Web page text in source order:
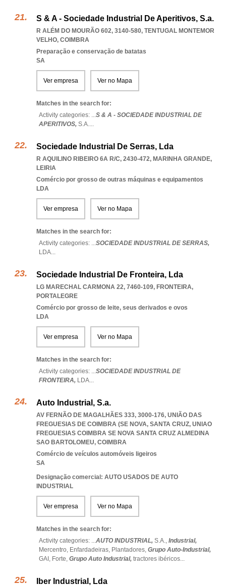
S & A - Sociedade Industrial De Aperitivos, S.a.
R ALÉM DO MOURÃO 602, 3140-580, TENTUGAL MONTEMOR
VELHO, COIMBRA
Preparação e conservação de batatas
SA
Ver empresa Ver no Mapa
Matches in the search for:
Activity categories: ...S & A - SOCIEDADE INDUSTRIAL DE
APERITIVOS, S.A....
Sociedade Industrial De Serras, Lda
R AQUILINO RIBEIRO 6A R/C, 2430-472, MARINHA GRANDE,
LEIRIA
Comércio por grosso de outras máquinas e equipamentos
LDA
Ver empresa Ver no Mapa
Matches in the search for:
Activity categories: ...SOCIEDADE INDUSTRIAL DE SERRAS,
LDA...
Sociedade Industrial De Fronteira, Lda
LG MARECHAL CARMONA 22, 7460-109, FRONTEIRA,
PORTALEGRE
Comércio por grosso de leite, seus derivados e ovos
LDA
Ver empresa Ver no Mapa
Matches in the search for:
Activity categories: ...SOCIEDADE INDUSTRIAL DE
FRONTEIRA, LDA...
Auto Industrial, S.a.
AV FERNÃO DE MAGALHÃES 333, 3000-176, UNIÃO DAS
FREGUESIAS DE COIMBRA (SE NOVA, SANTA CRUZ, UNIAO
FREGUESIAS COIMBRA SE NOVA SANTA CRUZ ALMEDINA
SAO BARTOLOMEU, COIMBRA
Comércio de veículos automóveis ligeiros
SA
Designação comercial: AUTO USADOS DE AUTO
INDUSTRIAL
Ver empresa Ver no Mapa
Matches in the search for:
Activity categories: ...AUTO INDUSTRIAL, S.A., Industrial,
Mercentro, Enfardadeiras, Plantadores, Grupo Auto-Industrial,
GAI, Forte, Grupo Auto Industrial, tractores ibéricos...
Iber Industrial, Lda